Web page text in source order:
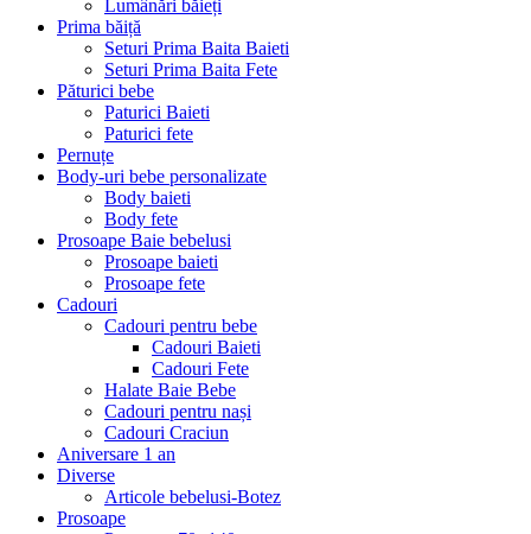
Lumânări băieți
Prima băiță
Seturi Prima Baita Baieti
Seturi Prima Baita Fete
Păturici bebe
Paturici Baieti
Paturici fete
Pernuțe
Body-uri bebe personalizate
Body baieti
Body fete
Prosoape Baie bebelusi
Prosoape baieti
Prosoape fete
Cadouri
Cadouri pentru bebe
Cadouri Baieti
Cadouri Fete
Halate Baie Bebe
Cadouri pentru nași
Cadouri Craciun
Aniversare 1 an
Diverse
Articole bebelusi-Botez
Prosoape